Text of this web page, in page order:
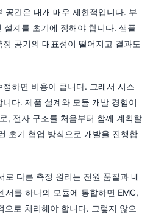
공간은 대개 매우 제한적입니다. 부
계를 초기에 정해야 합니다. 샘플
공기의 대표성이 떨어지고 결과도
하면 비용이 큽니다. 그래서 시스
다. 제품 설계와 모듈 개발 경험이
, 전자 구조를 처음부터 함께 계획할
초기 협업 방식으로 개발을 진행합
로 다른 측정 원리는 전원 품질과 내
서를 하나의 모듈에 통합하면 EMC,
으로 처리해야 합니다. 그렇지 않으